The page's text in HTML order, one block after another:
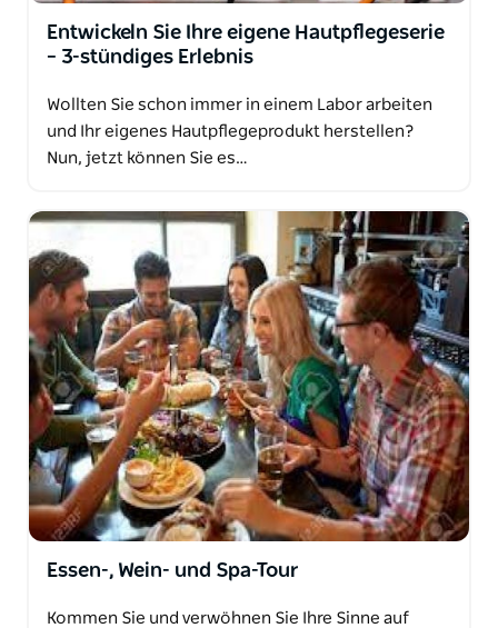
Entwickeln Sie Ihre eigene Hautpflegeserie
– 3-stündiges Erlebnis
Wollten Sie schon immer in einem Labor arbeiten
und Ihr eigenes Hautpflegeprodukt herstellen?
Nun, jetzt können Sie es…
Essen-, Wein- und Spa-Tour
Kommen Sie und verwöhnen Sie Ihre Sinne auf